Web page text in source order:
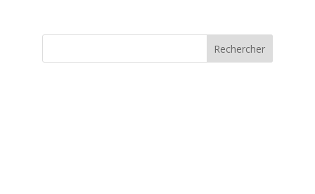
Rechercher